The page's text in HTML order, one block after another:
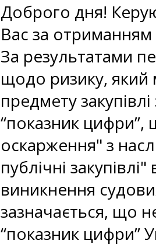
Доброго дня!
Вас за отриманням
За результатами
щодо ризику, який
предмету
“показник
оскарження" з
публічні
виникнення
зазначається, що
“показник цифри”